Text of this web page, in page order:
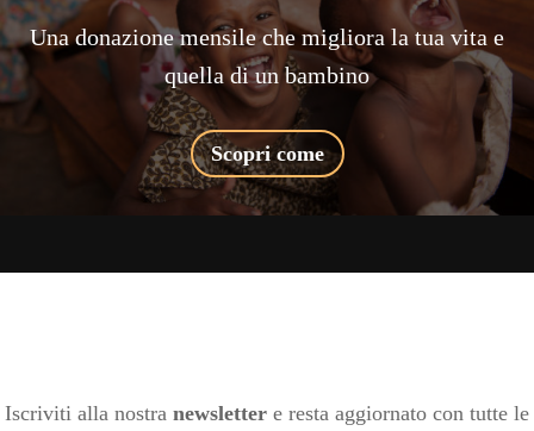
Una donazione mensile che migliora la tua vita e
quella di un bambino
Scopri come
Iscriviti alla nostra newsletter e resta aggiornato con tutte le